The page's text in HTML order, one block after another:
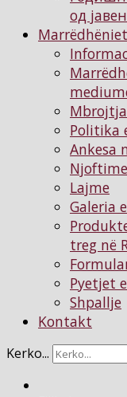
од
Politika
Ankesa
Njoftimе
Lajme
Galeria
treg në
Pyetjet
Shpallje
Kontakt
Kerko...